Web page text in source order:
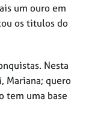
um ouro em
os titulos do
Nesta
Mariana; quero
tem uma base